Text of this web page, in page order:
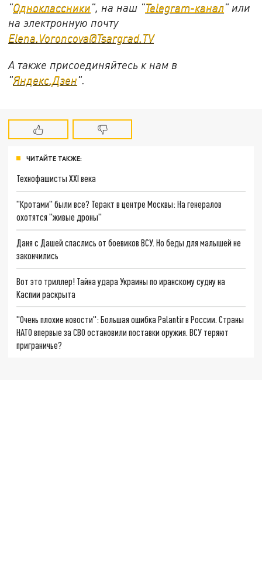
"Одноклассники", на наш "Telegram-канал" или
на электронную почту
Elena.Voroncova@Tsargrad.TV
А также присоединяйтесь к нам в
"Яндекс.Дзен".
ЧИТАЙТЕ ТАКЖЕ:
Технофашисты XXI века
"Кротами" были все? Теракт в центре Москвы: На генералов
охотятся "живые дроны"
Даня с Дашей спаслись от боевиков ВСУ. Но беды для малышей не
закончились
Вот это триллер! Тайна удара Украины по иранскому судну на
Каспии раскрыта
"Очень плохие новости": Большая ошибка Palantir в России. Страны
НАТО впервые за СВО остановили поставки оружия. ВСУ теряют
приграничье?